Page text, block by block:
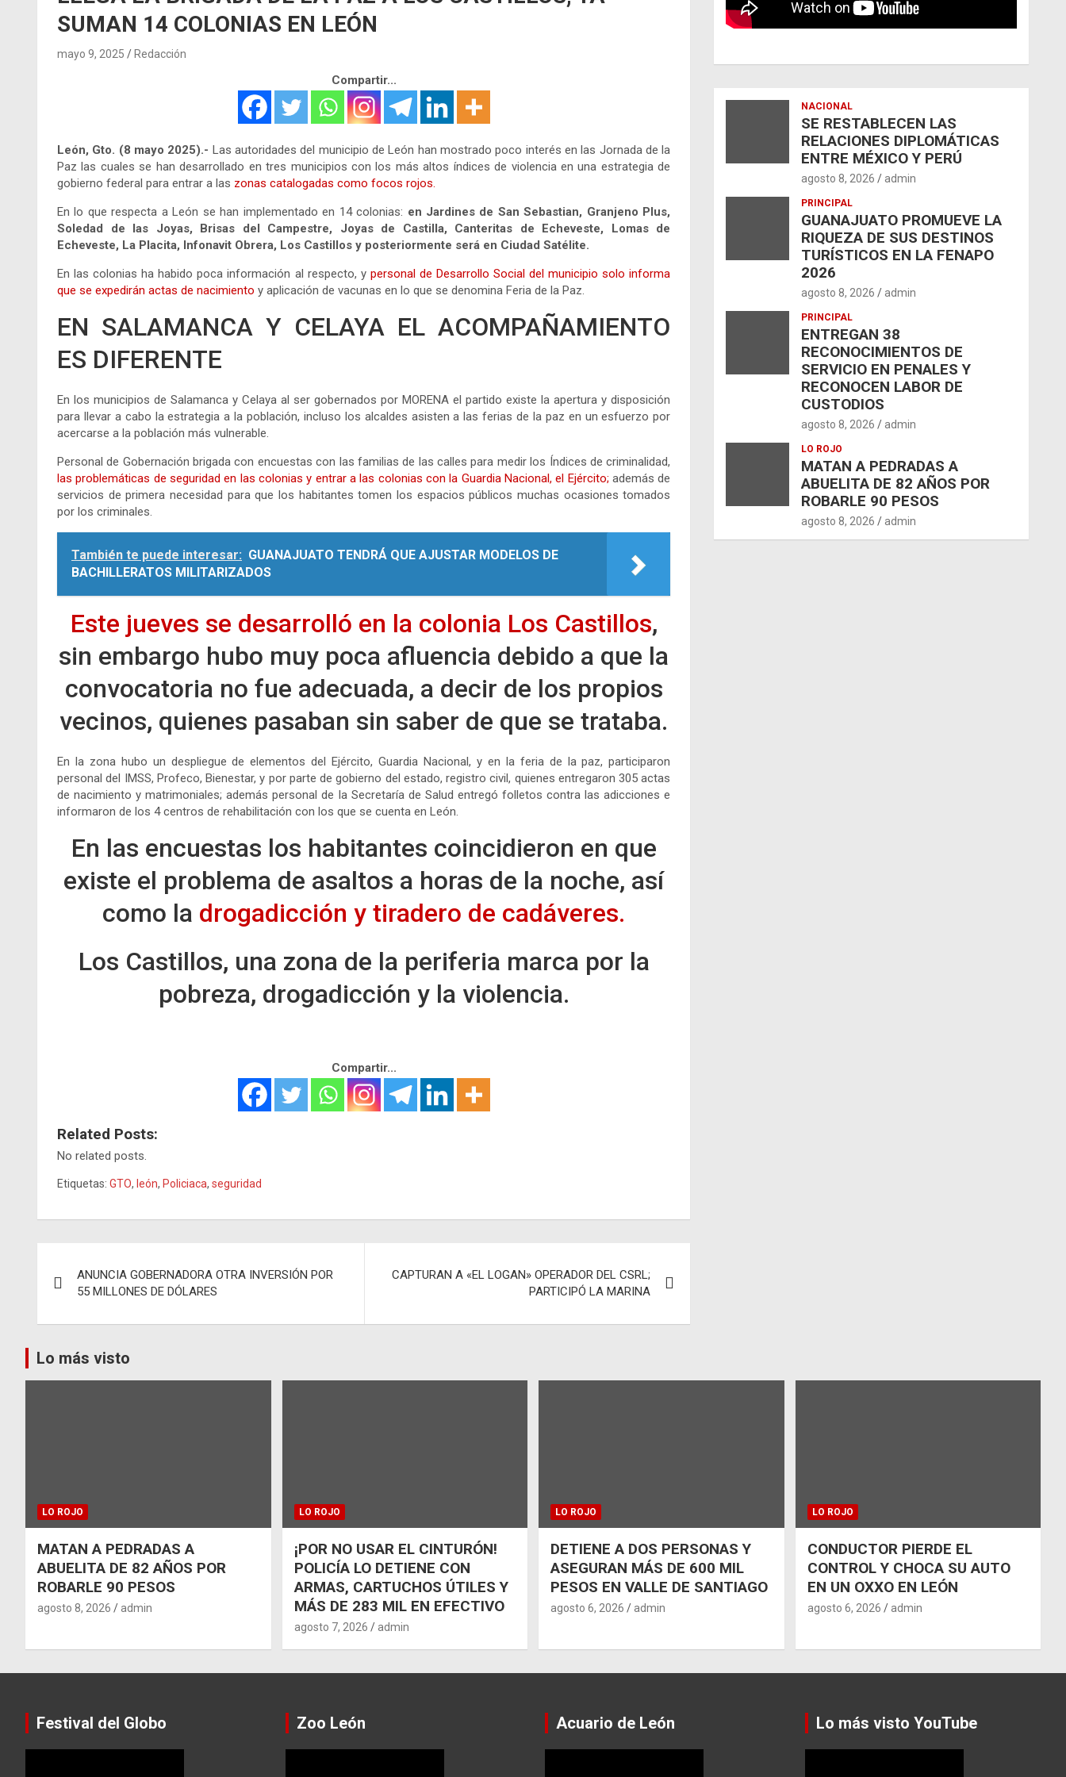
SUMAN 14 COLONIAS EN LEÓN
mayo 9, 2025 Redacción
Compartir...
León, Gto. (8 mayo 2025).- Las autoridades del municipio de León han mostrado poco interés en las Jornada de la
Paz las cuales se han desarrollado en tres municipios con los más altos índices de violencia en una estrategia de
gobierno federal para entrar a las zonas catalogadas como focos rojos.
En lo que respecta a León se han implementado en 14 colonias: en Jardines de San Sebastian, Granjeno Plus,
Soledad de las Joyas, Brisas del Campestre, Joyas de Castilla, Canteritas de Echeveste, Lomas de
Echeveste, La Placita, Infonavit Obrera, Los Castillos y posteriormente será en Ciudad Satélite.
En las colonias ha habido poca información al respecto, y personal de Desarrollo Social del municipio solo informa
que se expedirán actas de nacimiento y aplicación de vacunas en lo que se denomina Feria de la Paz.
EN SALAMANCA Y CELAYA EL ACOMPAÑAMIENTO
ES DIFERENTE
En los municipios de Salamanca y Celaya al ser gobernados por MORENA el partido existe la apertura y disposición
para llevar a cabo la estrategia a la población, incluso los alcaldes asisten a las ferias de la paz en un esfuerzo por
acercarse a la población más vulnerable.
Personal de Gobernación brigada con encuestas con las familias de las calles para medir los Índices de criminalidad,
las problemáticas de seguridad en las colonias y entrar a las colonias con la Guardia Nacional, el Ejército; además de
servicios de primera necesidad para que los habitantes tomen los espacios públicos muchas ocasiones tomados
por los criminales.
También te puede interesar: GUANAJUATO TENDRÁ QUE AJUSTAR MODELOS DE
BACHILLERATOS MILITARIZADOS
Este jueves se desarrolló en la colonia Los Castillos,
sin embargo hubo muy poca afluencia debido a que la
convocatoria no fue adecuada, a decir de los propios
vecinos, quienes pasaban sin saber de que se trataba.
En la zona hubo un despliegue de elementos del Ejército, Guardia Nacional, y en la feria de la paz, participaron
personal del IMSS, Profeco, Bienestar, y por parte de gobierno del estado, registro civil, quienes entregaron 305 actas
de nacimiento y matrimoniales; además personal de la Secretaría de Salud entregó folletos contra las adicciones e
informaron de los 4 centros de rehabilitación con los que se cuenta en León.
En las encuestas los habitantes coincidieron en que
existe el problema de asaltos a horas de la noche, así
como la drogadicción y tiradero de cadáveres.
Los Castillos, una zona de la periferia marca por la
pobreza, drogadicción y la violencia.
Compartir...
Related Posts:
No related posts.
Etiquetas: GTO, león, Policiaca, seguridad
de
entradas
ANUNCIA GOBERNADORA OTRA INVERSIÓN POR
55 MILLONES DE DÓLARES
CAPTURAN A «EL LOGAN» OPERADOR DEL CSRL;
PARTICIPÓ LA MARINA
NACIONAL
SE RESTABLECEN LAS
RELACIONES DIPLOMÁTICAS
ENTRE MÉXICO Y PERÚ
agosto 8, 2026 admin
PRINCIPAL
GUANAJUATO PROMUEVE LA
RIQUEZA DE SUS DESTINOS
TURÍSTICOS EN LA FENAPO
2026
agosto 8, 2026 admin
PRINCIPAL
ENTREGAN 38
RECONOCIMIENTOS DE
SERVICIO EN PENALES Y
RECONOCEN LABOR DE
CUSTODIOS
agosto 8, 2026 admin
LO ROJO
MATAN A PEDRADAS A
ABUELITA DE 82 AÑOS POR
ROBARLE 90 PESOS
agosto 8, 2026 admin
Lo más visto
LO ROJO
MATAN A PEDRADAS A
ABUELITA DE 82 AÑOS POR
ROBARLE 90 PESOS
agosto 8, 2026 admin
LO ROJO
¡POR NO USAR EL CINTURÓN!
POLICÍA LO DETIENE CON
ARMAS, CARTUCHOS ÚTILES Y
MÁS DE 283 MIL EN EFECTIVO
agosto 7, 2026 admin
LO ROJO
DETIENE A DOS PERSONAS Y
ASEGURAN MÁS DE 600 MIL
PESOS EN VALLE DE SANTIAGO
agosto 6, 2026 admin
LO ROJO
CONDUCTOR PIERDE EL
CONTROL Y CHOCA SU AUTO
EN UN OXXO EN LEÓN
agosto 6, 2026 admin
Festival del Globo Zoo León Acuario de León Lo más visto YouTube